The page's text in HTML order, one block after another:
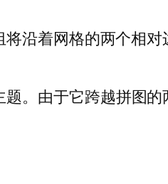
沿着网格的两个相
。由于它跨越拼图